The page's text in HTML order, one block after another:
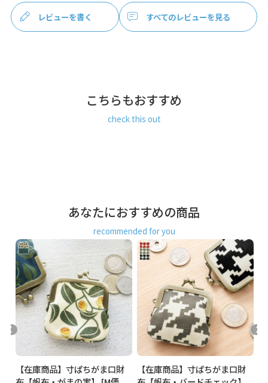
STAFF VOICE
小さくてかわいい、四角い形の小銭専用のお財布。財布とは
別にいざという時のための小銭を入れて、バッグの内ポケッ
収納 おすすめ ドット 水玉 模様 唐草 女性が 喜ぶ 喜ばれる プ
レゼント もらって 嬉しい ちょっと 良いもの いいもの 日本製
京都 ガマグチ がまぐち
レビューを書く すべてのレビューを見る
こちらもおすすめ
check this out
あなたにおすすめの商品
recommended for you
【在庫商品】寸ぱちがま口財
【在庫商品】寸ぱちがま口財